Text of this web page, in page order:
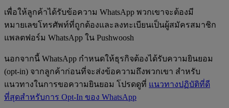
เพื่อให้ลูกค้าได้รับข้อความ WhatsApp พวกเขาจะต้องมี
หมายเลขโทรศัพท์ที่ถูกต้องและลงทะเบียนเป็นผู้สมัครสมาชิก
แพลตฟอร์ม WhatsApp ใน Pushwoosh
นอกจากนี้ WhatsApp กำหนดให้ธุรกิจต้องได้รับความยินยอม
(opt-in) จากลูกค้าก่อนที่จะส่งข้อความถึงพวกเขา สำหรับ
แนวทางในการขอความยินยอม โปรดดูที่ แนวทางปฏิบัติที่ดี
ที่สุดสำหรับการ Opt-In ของ WhatsApp